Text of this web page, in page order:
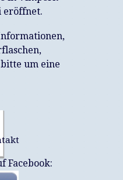
eröffnet.
um eine
Facebook: